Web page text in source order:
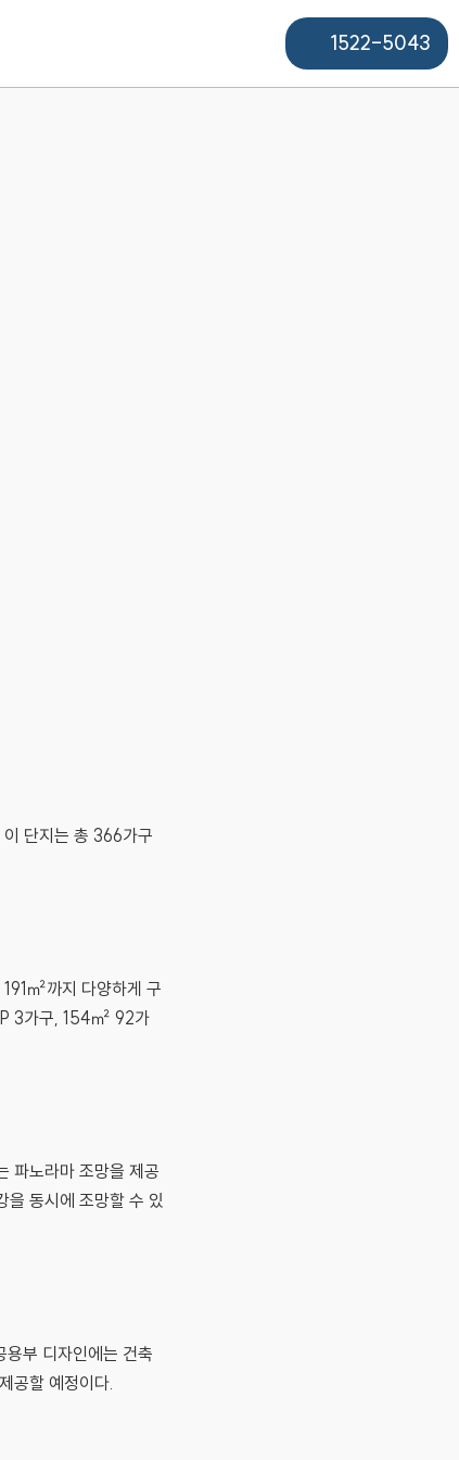
1522-5043
이 단지는 총 366가구
㎡까지 다양하게 구
3가구, 154㎡ 92가
파노라마 조망을 제공
을 동시에 조망할 수 있
부 디자인에는 건축
공할 예정이다.